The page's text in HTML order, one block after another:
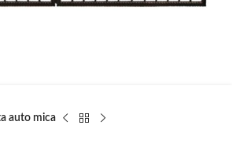
auto mica